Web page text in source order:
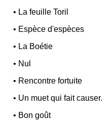
• La feuille Toril
• Espèce d'espèces
• La Boétie
• Nul
• Rencontre fortuite
• Un muet qui fait causer.
• Bon goût